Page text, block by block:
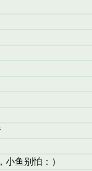
小鱼别怕：）